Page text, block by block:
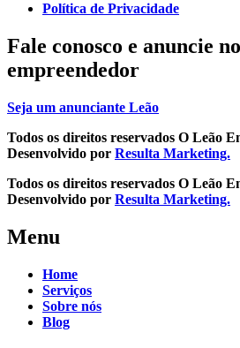
Política de Privacidade
Fale conosco e anuncie
empreendedor
Seja um anunciante Leão
Todos os direitos reservados O Leão
Desenvolvido por Resulta Marketing.
Todos os direitos reservados O Leão
Desenvolvido por Resulta Marketing.
Menu
Home
Serviços
Sobre nós
Blog